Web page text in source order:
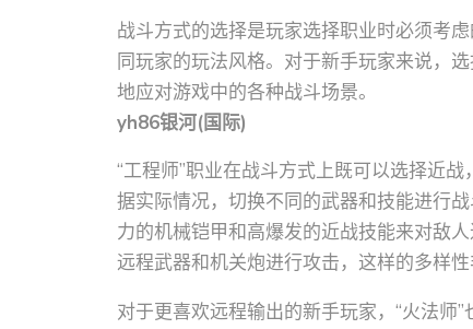
战斗方式的选择是玩家选择职业时必须考
同玩家的玩法风格。对于新手玩家来说，
地应对游戏中的各种战斗场景。
yh86银河(国际)
“工程师”职业在战斗方式上既可以选择近
据实际情况，切换不同的武器和技能进行
力的机械铠甲和高爆发的近战技能来对敌
远程武器和机关炮进行攻击，这样的多样性
对于更喜欢远程输出的新手玩家，“火法师